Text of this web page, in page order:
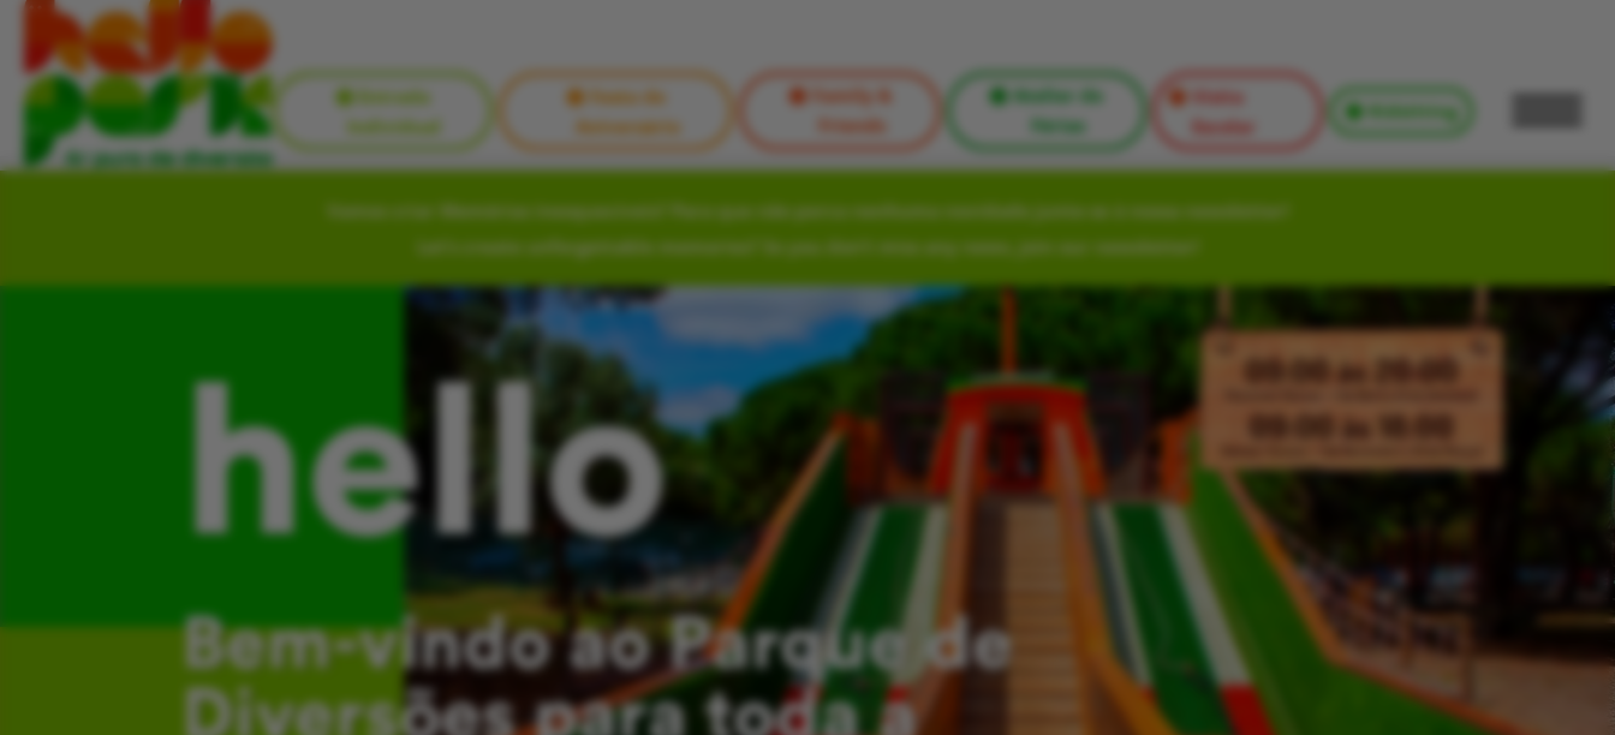
Entrada
Individual
Festa de
Aniversário
Family &
Friends
Atelier de
Férias
Visita
Escolar
Kidsitting
Vamos criar Memórias inesquecíveis? Para que não perca nenhuma novidade junte-se à nossa newsletter!
Let’s create unforgettable memories? So you don’t miss any news, join our newsletter!
hello
Bem-vindo ao Parque de
Diversões para toda a